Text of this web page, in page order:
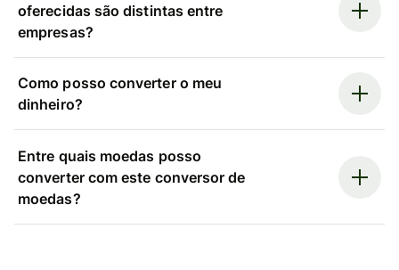
oferecidas são distintas entre
empresas?
Como posso converter o meu
dinheiro?
Entre quais moedas posso
converter com este conversor de
moedas?